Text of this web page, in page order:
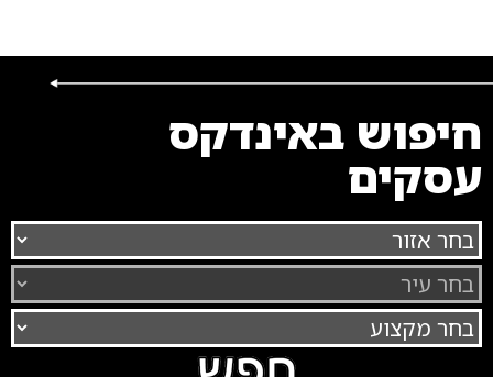
חיפוש באינדקס
עסקים